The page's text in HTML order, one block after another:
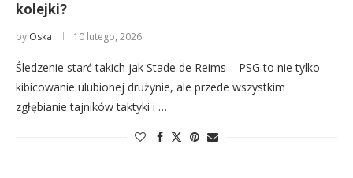
kolejki?
by Oska 10 lutego, 2026
Śledzenie starć takich jak Stade de Reims – PSG to nie tylko
kibicowanie ulubionej drużynie, ale przede wszystkim
zgłębianie tajników taktyki i …